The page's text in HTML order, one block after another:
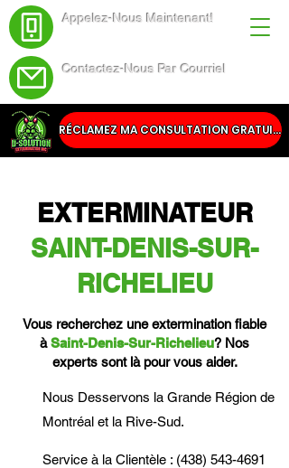
RÉCLAMEZ MA CONSULTATION GRATUITE
Appelez-Nous Maintenant!
Contactez-Nous Par Courriel
EXTERMINATEUR
SAINT-DENIS-SUR-
RICHELIEU
Vous recherchez une extermination fiable
àSaint-Denis-Sur-Richelieu? Nos
experts sont là pour vous aider.
Nous Desservons la Grande Région de
Montréal et la Rive-Sud.
Service à la Clientèle : (438) 543-4691